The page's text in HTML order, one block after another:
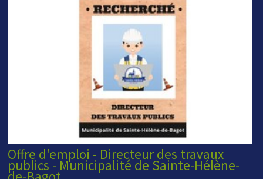
Offre d'emploi - Directeur des travaux
publics - Municipalité de Sainte-Hélène-